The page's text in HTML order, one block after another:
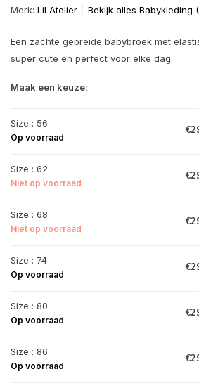
Merk: Lil Atelier Bekijk alles Babykleding
Een zachte gebreide babybroek met
super cute en perfect voor elke dag.
Maak een keuze:
Size : 56
Op voorraad
Size : 62
Niet op voorraad
Size : 68
Niet op voorraad
Size : 74
Op voorraad
Size : 80
Op voorraad
Size : 86
Op voorraad